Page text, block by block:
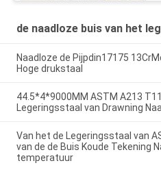
de naadloze buis van het
Naadloze de Pijpdin17175
Hoge drukstaal
44.5*4*9000MM ASTM A213
Legeringsstaal van Drawning
Van het de Legeringsstaal van
van de de Buis Koude Tekening
temperatuur